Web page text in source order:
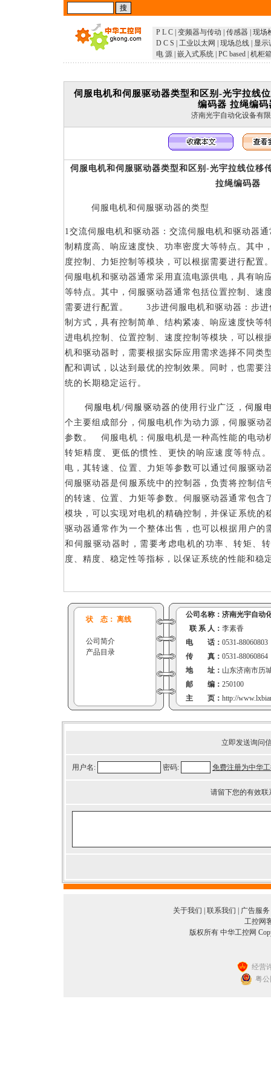
P L C 变频器与传动 传感器 现场
D C S
工业以太网 现场总线
显示
电 源 嵌入式系统 PC based 机柜
伺服电机和伺服驱动器类型和区别-光宇拉线
编码器 拉绳编码
济南光宇自动化设备有
伺服电机和伺服驱动器类型和区别 -光宇拉线位移
拉绳编码器
伺服电机和伺服驱动器的类型
1交流伺服电机和驱动器：交流伺服电机和驱动器
制精度高、响应速度快、功率密度大等特点。其中
度控制、力矩控制等模块，可以根据需要进行配
伺服电机和驱动器通常采用直流电源供电，具有响
等特点。其中，伺服驱动器通常包括位置控制、速
需要进行配置。 3步进伺服电机和驱动器：步进
制方式，具有控制简单、结构紧凑、响应速度快等
进电机控制、位置控制、速度控制等模块，可以
机和驱动器时，需要根据实际应用需求选择不同类
配和调试，以达到最优的控制效果。同时，也需要
统的长期稳定运行。
伺服 电机/伺服驱动器 的使用行业广泛，伺服
个主要组成部分，伺服电机作为动力源，伺服驱动
参数。 伺服电机：伺服电机是一种高性能的电动
转矩精度、更低的惯性、更快的响应速度等特点
电，其转速、位置、力矩等参数可以通过伺服驱
伺服驱动器是伺服系统中的控制器，负责将控制信
的转速、位置、力矩等参数。伺服驱动器通常包含
模块，可以实现对电机的精确控制，并保证系统
驱动器通常作为一个整体出售，也可以根据用户的
和伺服驱动器时，需要考虑电机的功率、转矩、
度、精度、稳定性等指标，以保证系统的性能和稳
状 态： 离线
公司简介
产品目录
公司名称： 济南光宇自动
联 系 人： 李素香
电 话： 0531-88060803
传 真： 0531-88060864
地 址： 山东济南市历
邮 编： 250100
主 页： http://
立即发送询问
用户名: 密码: 免费注册为中华
请留下您的有效
关于我们 联系我们 广告服务
工控网
版权所有 中华工控网
经营
粤公